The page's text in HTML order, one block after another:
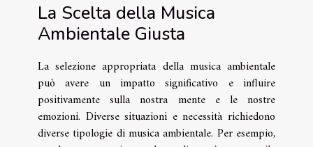
La Scelta della Musica
Ambientale Giusta
La selezione appropriata della musica ambientale
può avere un impatto significativo e influire
positivamente sulla nostra mente e le nostre
emozioni. Diverse situazioni e necessità richiedono
diverse tipologie di musica ambientale. Per esempio,